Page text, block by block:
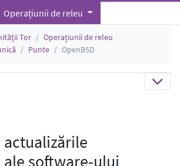
Operațiunii de releu
Tor
Operațiunii de releu
Punte OpenBSD
actualizările
software-ului